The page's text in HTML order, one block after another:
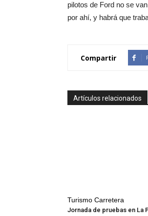
pilotos de Ford no se
por ahí, y habrá que
Compartir
Artículos relacionados
Turismo Carretera
Jornada de pruebas en La